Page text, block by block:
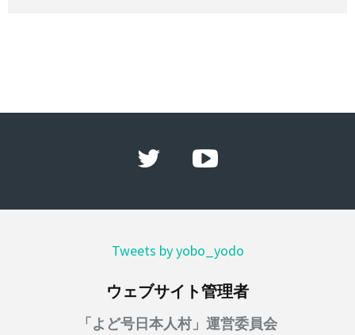
Tweets by yobo_yodo
ウェブサイト管理者
「よど号日本人村」運営委員会